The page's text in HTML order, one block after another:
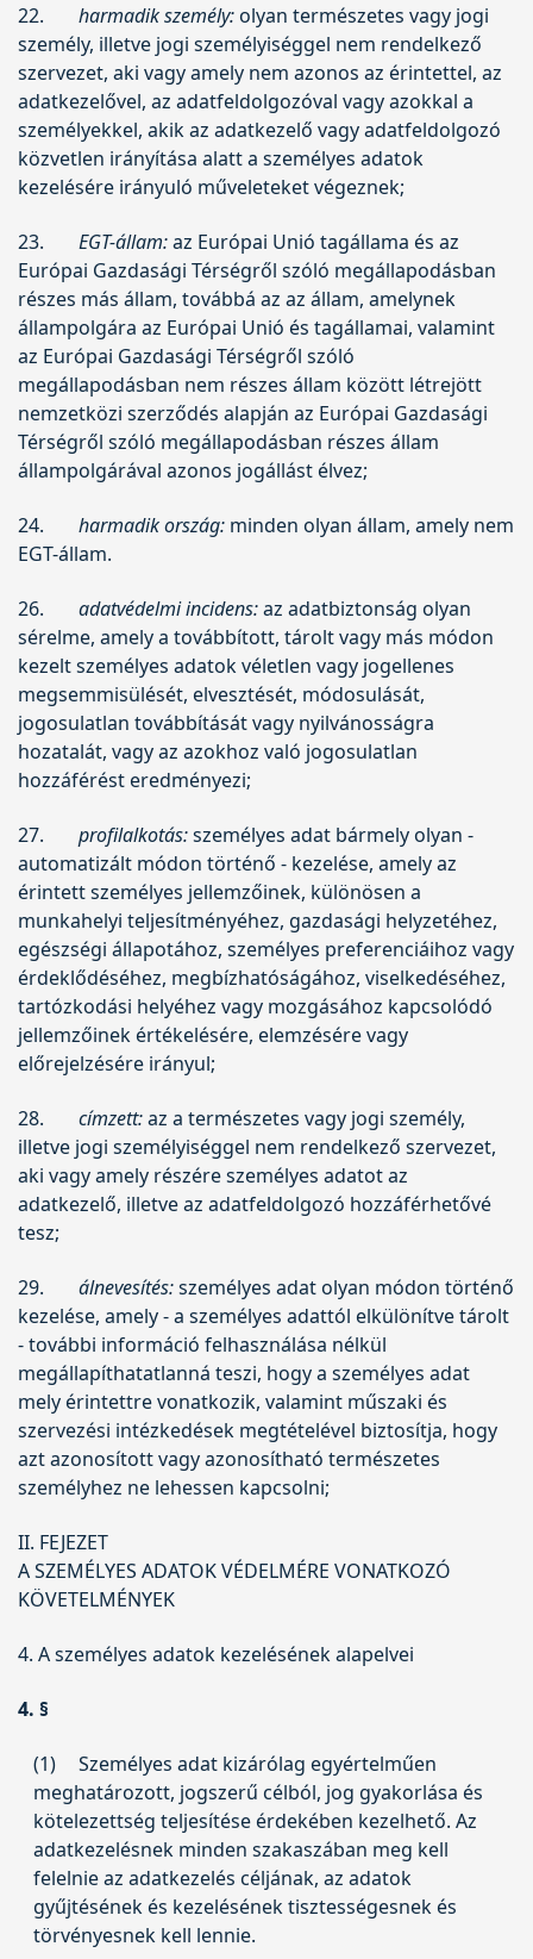
22. harmadik személy:olyan természetes vagy jogi
személy, illetve jogi személyiséggel nem rendelkező
szervezet, aki vagy amely nem azonos az érintettel, az
adatkezelővel, az adatfeldolgozóval vagy azokkal a
személyekkel, akik az adatkezelő vagy adatfeldolgozó
közvetlen irányítása alatt a személyes adatok
kezelésére irányuló műveleteket végeznek;
23. EGT-állam:az Európai Unió tagállama és az
Európai Gazdasági Térségről szóló megállapodásban
részes más állam, továbbá az az állam, amelynek
állampolgára az Európai Unió és tagállamai, valamint
az Európai Gazdasági Térségről szóló
megállapodásban nem részes állam között létrejött
nemzetközi szerződés alapján az Európai Gazdasági
Térségről szóló megállapodásban részes állam
állampolgárával azonos jogállást élvez;
24. harmadik ország:minden olyan állam, amely nem
EGT-állam.
26. adatvédelmi incidens:az adatbiztonság olyan
sérelme, amely a továbbított, tárolt vagy más módon
kezelt személyes adatok véletlen vagy jogellenes
megsemmisülését, elvesztését, módosulását,
jogosulatlan továbbítását vagy nyilvánosságra
hozatalát, vagy az azokhoz való jogosulatlan
hozzáférést eredményezi;
27. profilalkotás:személyes adat bármely olyan -
automatizált módon történő - kezelése, amely az
érintett személyes jellemzőinek, különösen a
munkahelyi teljesítményéhez, gazdasági helyzetéhez,
egészségi állapotához, személyes preferenciáihoz vagy
érdeklődéséhez, megbízhatóságához, viselkedéséhez,
tartózkodási helyéhez vagy mozgásához kapcsolódó
jellemzőinek értékelésére, elemzésére vagy
előrejelzésére irányul;
28. címzett:az a természetes vagy jogi személy,
illetve jogi személyiséggel nem rendelkező szervezet,
aki vagy amely részére személyes adatot az
adatkezelő, illetve az adatfeldolgozó hozzáférhetővé
tesz;
29. álnevesítés:személyes adat olyan módon történő
kezelése, amely - a személyes adattól elkülönítve tárolt
- további információ felhasználása nélkül
megállapíthatatlanná teszi, hogy a személyes adat
mely érintettre vonatkozik, valamint műszaki és
szervezési intézkedések megtételével biztosítja, hogy
azt azonosított vagy azonosítható természetes
személyhez ne lehessen kapcsolni;
II. FEJEZET
A SZEMÉLYES ADATOK VÉDELMÉRE VONATKOZÓ
KÖVETELMÉNYEK
4. A személyes adatok kezelésének alapelvei
4. §
(1)
Személyes adat kizárólag egyértelműen
meghatározott, jogszerű célból, jog gyakorlása és
kötelezettség teljesítése érdekében kezelhető. Az
adatkezelésnek minden szakaszában meg kell
felelnie az adatkezelés céljának, az adatok
gyűjtésének és kezelésének tisztességesnek és
törvényesnek kell lennie.